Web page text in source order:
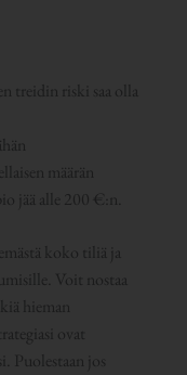
treidin riski saa olla
määrän
jää alle 200 €:n.
koko tiliä ja
Voit nostaa
hieman
ovat
Puolestaan jos